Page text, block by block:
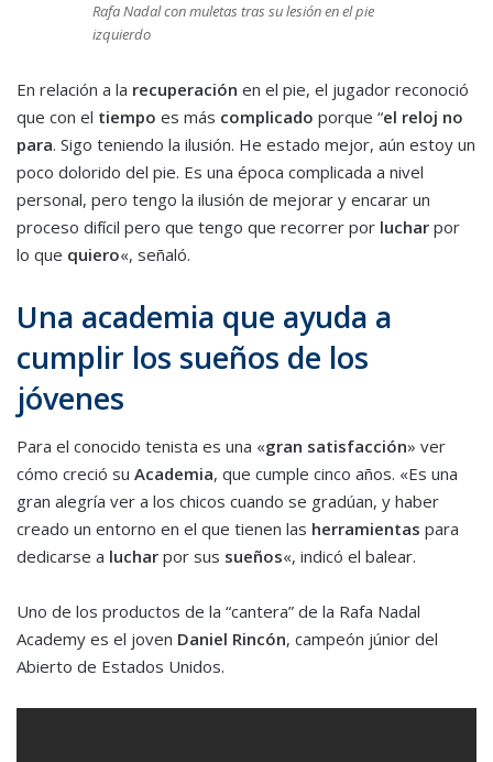
Rafa Nadal con muletas tras su lesión en el pie
izquierdo
En relación a la recuperación en el pie, el jugador reconoció
que con el tiempo es más complicado porque “el reloj no
para. Sigo teniendo la ilusión. He estado mejor, aún estoy un
poco dolorido del pie. Es una época complicada a nivel
personal, pero tengo la ilusión de mejorar y encarar un
proceso difícil pero que tengo que recorrer por luchar por
lo que quiero«, señaló.
Una academia que ayuda a
cumplir los sueños de los
jóvenes
Para el conocido tenista es una «gran satisfacción» ver
cómo creció su Academia, que cumple cinco años. «Es una
gran alegría ver a los chicos cuando se gradúan, y haber
creado un entorno en el que tienen las herramientas para
dedicarse a luchar por sus sueños«, indicó el balear.
Uno de los productos de la “cantera” de la Rafa Nadal
Academy es el joven Daniel Rincón, campeón júnior del
Abierto de Estados Unidos.